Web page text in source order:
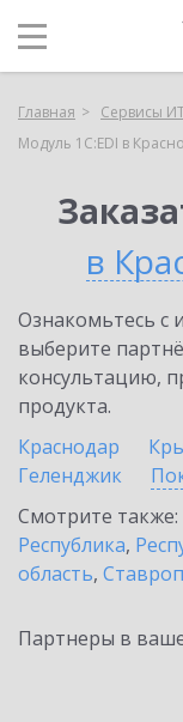
Главная Сервисы
Модуль 1C:EDI в
в
Ознакомьтесь
выберите
консультацию,
продукта.
Краснодар
Геленджик
Смотрите также:
Республика,
область,
Партнеры в